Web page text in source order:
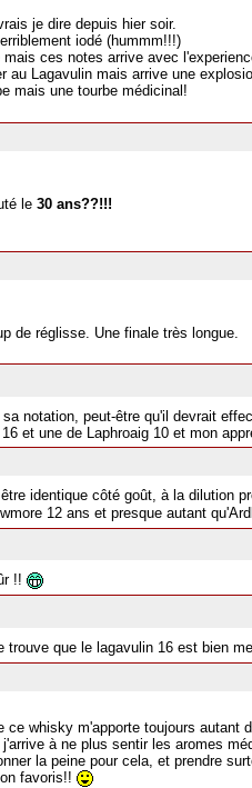
je dire depuis hier soir.
iodé (hummm!!!)
ces notes arrive avec
au Lagavulin mais arrive une
mais une tourbe médicinal!
le 30 ans??!!!
de réglisse. Une finale très longue.
notation, peut-être qu'il devrait
et une de Laphroaig 10 et mon
identique côté goût, à la dilution
12 ans et presque autant
!!
que le lagavulin 16 est bien
whisky m'apporte toujours autant
à ne plus sentir les aromes
la peine pour cela, et prendre
favoris!!